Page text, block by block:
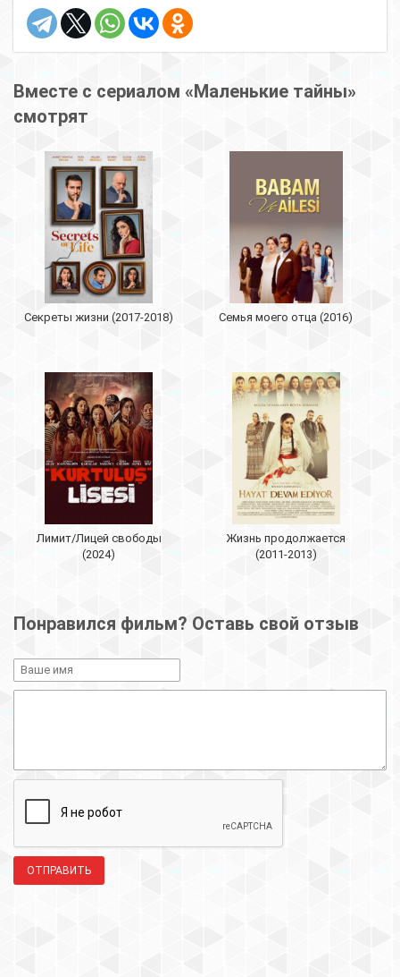
Вместе с сериалом «Маленькие тайны»
смотрят
Секреты жизни (2017-2018) Семья моего отца (2016)
Лимит/Лицей свободы
(2024)
Жизнь продолжается
(2011-2013)
Понравился фильм? Оставь свой отзыв
ОТПРАВИТЬ